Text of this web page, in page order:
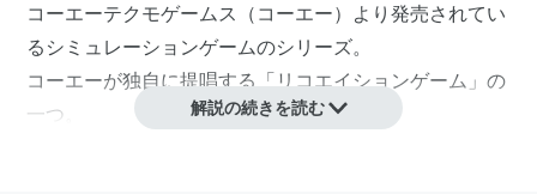
コーエーテクモゲームス（コーエー）より発売されてい
るシミュレーションゲームのシリーズ。
コーエーが独自に提唱する「リコエイションゲーム」の
一つ。
解説の続きを読む